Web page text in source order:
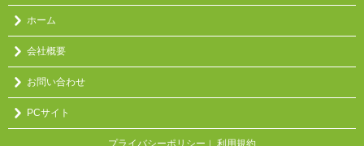
ホーム
会社概要
お問い合わせ
PCサイト
プライバシーポリシー ｜ 利用規約